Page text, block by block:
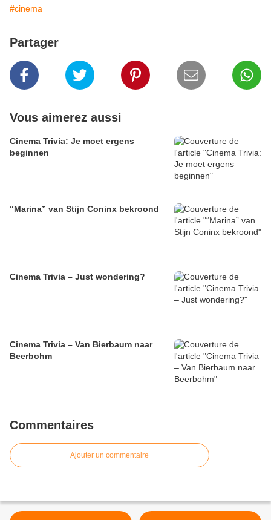
#cinema
Partager
Vous aimerez aussi
Cinema Trivia: Je moet ergens
beginnen
“Marina” van Stijn Coninx bekroond
Cinema Trivia – Just wondering?
Cinema Trivia – Van Bierbaum naar
Beerbohm
Commentaires
Ajouter un commentaire